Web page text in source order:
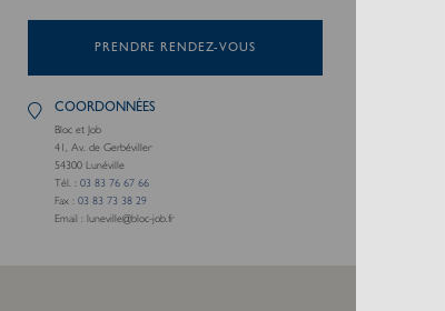
PRENDRE RENDEZ-VOUS
COORDONNÉES
Bloc et Job
41, Av. de Gerbéviller
54300 Lunéville
Tél. : 03 83 76 67 66
Fax : 03 83 73 38 29
Email : luneville@bloc-job.fr